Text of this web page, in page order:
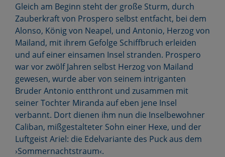
Gleich am Beginn steht der große Sturm, durch
Zauberkraft von Prospero selbst entfacht, bei dem
Alonso, König von Neapel, und Antonio, Herzog von
Mailand, mit ihrem Gefolge Schiffbruch erleiden
und auf einer einsamen Insel stranden. Prospero
war vor zwölf Jahren selbst Herzog von Mailand
gewesen, wurde aber von seinem intriganten
Bruder Antonio entthront und zusammen mit
seiner Tochter Miranda auf eben jene Insel
verbannt. Dort dienen ihm nun die Inselbewohner
Caliban, mißgestalteter Sohn einer Hexe, und der
Luftgeist Ariel: die Edelvariante des Puck aus dem
›Sommernachtstraum‹.